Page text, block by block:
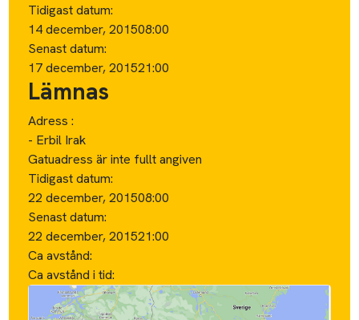
Tidigast datum:
14 december, 201508:00
Senast datum:
17 december, 201521:00
Lämnas
Adress :
- Erbil Irak
Gatuadress är inte fullt angiven
Tidigast datum:
22 december, 201508:00
Senast datum:
22 december, 201521:00
Ca avstånd:
Ca avstånd i tid: